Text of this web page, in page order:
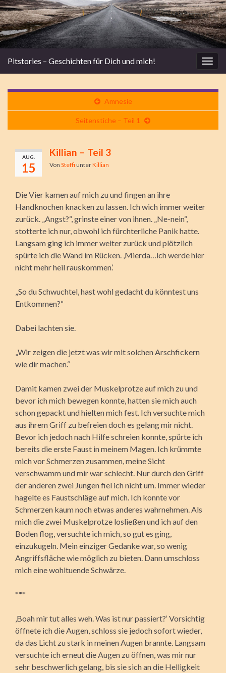
Pitstories – Geschichten für Dich und mich!
Amnesie
Seitenstiche – Teil 1
AUG.
15
Killian – Teil 3
Von Steffi unterKillian
Die Vier kamen auf mich zu und fingen an ihre
Handknochen knacken zu lassen. Ich wich immer weiter
zurück. „Angst?“, grinste einer von ihnen. „Ne-nein“,
stotterte ich nur, obwohl ich fürchterliche Panik hatte.
Langsam ging ich immer weiter zurück und plötzlich
spürte ich die Wand im Rücken. ‚Mierda…ich werde hier
nicht mehr heil rauskommen.‘
„So du Schwuchtel, hast wohl gedacht du könntest uns
Entkommen?“
Dabei lachten sie.
„Wir zeigen die jetzt was wir mit solchen Arschfickern
wie dir machen.“
Damit kamen zwei der Muskelprotze auf mich zu und
bevor ich mich bewegen konnte, hatten sie mich auch
schon gepackt und hielten mich fest. Ich versuchte mich
aus ihrem Griff zu befreien doch es gelang mir nicht.
Bevor ich jedoch nach Hilfe schreien konnte, spürte ich
bereits die erste Faust in meinem Magen. Ich krümmte
mich vor Schmerzen zusammen, meine Sicht
verschwamm und mir war schlecht. Nur durch den Griff
der anderen zwei Jungen fiel ich nicht um. Immer wieder
hagelte es Faustschläge auf mich. Ich konnte vor
Schmerzen kaum noch etwas anderes wahrnehmen. Als
mich die zwei Muskelprotze losließen und ich auf den
Boden flog, versuchte ich mich, so gut es ging,
einzukugeln. Mein einziger Gedanke war, so wenig
Angriffsfläche wie möglich zu bieten. Dann umschloss
mich eine wohltuende Schwärze.
***
‚Boah mir tut alles weh. Was ist nur passiert?‘ Vorsichtig
öffnete ich die Augen, schloss sie jedoch sofort wieder,
da das Licht zu stark in meinen Augen brannte. Langsam
versuchte ich erneut die Augen zu öffnen, was mir nur
sehr beschwerlich gelang, bis sie sich an die Helligkeit